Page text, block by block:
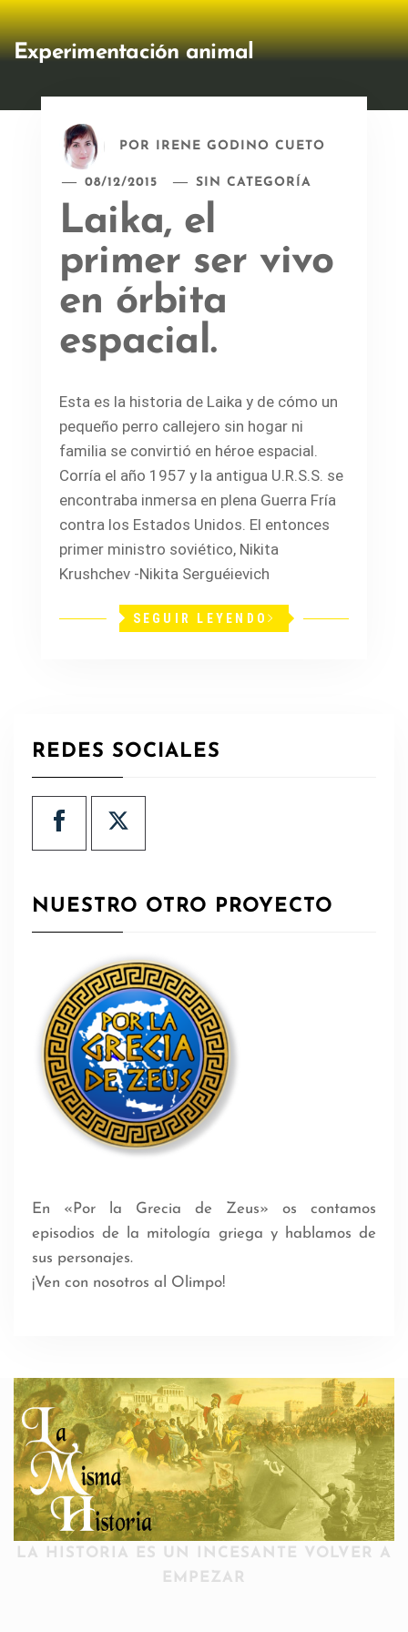
Experimentación animal
POR IRENE GODINO CUETO
08/12/2015 SIN CATEGORÍA
Laika, el
primer ser vivo
en órbita
espacial.
Esta es la historia de Laika y de cómo un
pequeño perro callejero sin hogar ni
familia se convirtió en héroe espacial.
Corría el año 1957 y la antigua U.R.S.S. se
encontraba inmersa en plena Guerra Fría
contra los Estados Unidos. El entonces
primer ministro soviético, Nikita
Krushchev -Nikita Serguéievich
SEGUIR LEYENDO
REDES SOCIALES
NUESTRO OTRO PROYECTO
En «Por la Grecia de Zeus» os contamos
episodios de la mitología griega y hablamos de
sus personajes.
¡Ven con nosotros al Olimpo!
LA HISTORIA ES UN INCESANTE VOLVER A
EMPEZAR